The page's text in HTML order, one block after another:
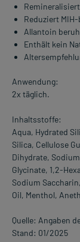
Reduziert
Allantoin
Enthält kein
Anwendung:
2x täglich.
Inhaltsstoffe:
Aqua, Hydrated
Silica, Cellulose
Dihydrate,
Glycinate, 1,2-
Sodium
Oil, Menthol,
Quelle: Angaben
Stand: 01/2025